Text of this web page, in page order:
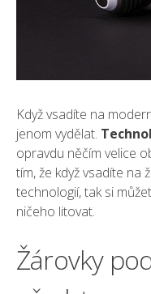
Když vsadíte na
jenom vydělat.
opravdu něčím velice
tím, že když vsadíte na
technologií, tak si
ničeho litovat.
Žárovky